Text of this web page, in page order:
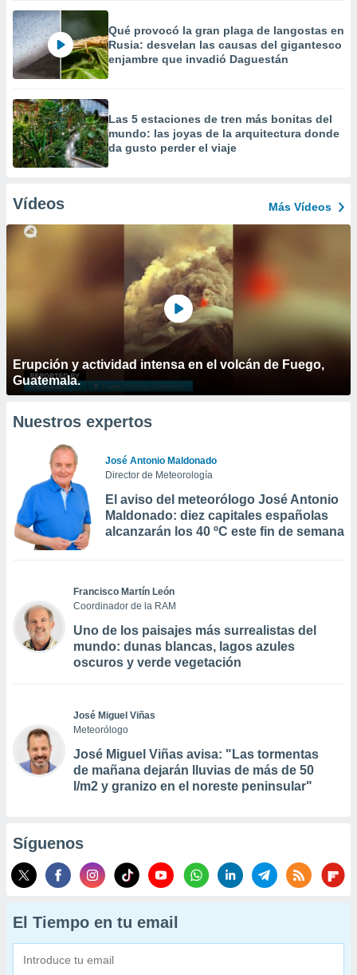
Qué provocó la gran plaga de langostas en
Rusia: desvelan las causas del gigantesco
enjambre que invadió Daguestán
Las 5 estaciones de tren más bonitas del
mundo: las joyas de la arquitectura donde
da gusto perder el viaje
Vídeos Más Vídeos
Erupción y actividad intensa en el volcán de Fuego,
Guatemala.
Nuestros expertos
José Antonio Maldonado
Director de Meteorología
El aviso del meteorólogo José Antonio
Maldonado: diez capitales españolas
alcanzarán los 40 ºC este fin de semana
Francisco Martín León
Coordinador de la RAM
Uno de los paisajes más surrealistas del
mundo: dunas blancas, lagos azules
oscuros y verde vegetación
José Miguel Viñas
Meteorólogo
José Miguel Viñas avisa: "Las tormentas
de mañana dejarán lluvias de más de 50
l/m2 y granizo en el noreste peninsular"
Síguenos
El Tiempo en tu email